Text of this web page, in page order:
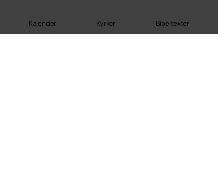
Kalender Kyrkor Bibeltexter